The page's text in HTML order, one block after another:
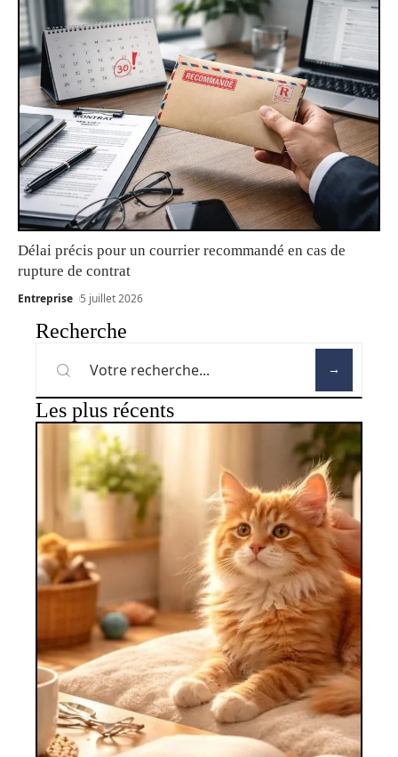
Délai précis pour un courrier recommandé en cas de
rupture de contrat
Entreprise 5 juillet 2026
Recherche
Les plus récents